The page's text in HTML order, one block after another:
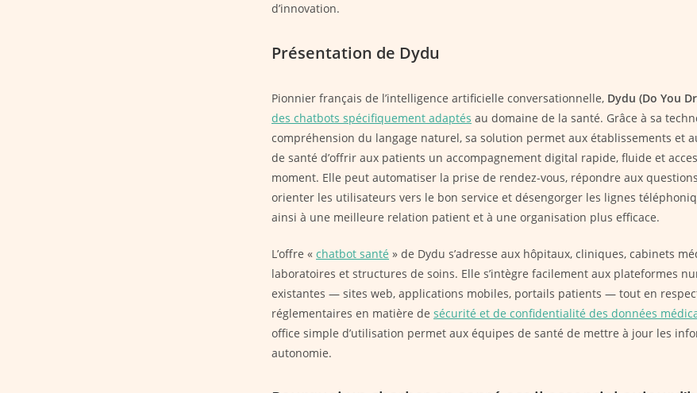
d’innovation.
Présentation de Dydu
Pionnier français de l’intelligence artificielle conversationnelle, Dydu (Do You
des chatbots spécifiquement adaptés au domaine de la santé. Grâce à sa
compréhension du langage naturel, sa solution permet aux établissements et
de santé d’offrir aux patients un accompagnement digital rapide, fluide et
moment. Elle peut automatiser la prise de rendez-vous, répondre aux
orienter les utilisateurs vers le bon service et désengorger les lignes
ainsi à une meilleure relation patient et à une organisation plus efficace.
L’offre « chatbot santé » de Dydu s’adresse aux hôpitaux, cliniques, cabinets
laboratoires et structures de soins. Elle s’intègre facilement aux plateformes
existantes — sites web, applications mobiles, portails patients — tout en
réglementaires en matière de sécurité et de confidentialité des données
office simple d’utilisation permet aux équipes de santé de mettre à jour les
autonomie.